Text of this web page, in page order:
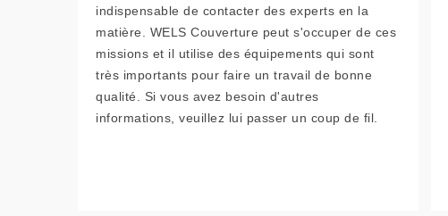
indispensable de contacter des experts en la
matière. WELS Couverture peut s'occuper de ces
missions et il utilise des équipements qui sont
très importants pour faire un travail de bonne
qualité. Si vous avez besoin d'autres
informations, veuillez lui passer un coup de fil.